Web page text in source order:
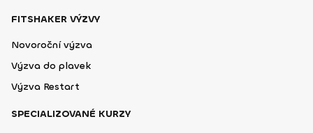
FITSHAKER VÝZVY
Novoroční výzva
Výzva do plavek
Výzva Restart
SPECIALIZOVANÉ KURZY